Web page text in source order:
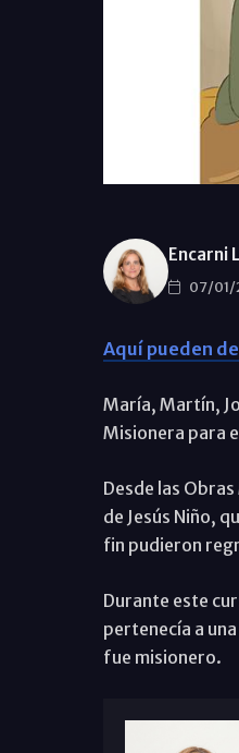
Encarni
07/01/
Aquí pueden
María, Martín,
Misionera para
Desde las
de Jesús Niño,
fin pudieron
Durante este
pertenecía a
fue misionero.